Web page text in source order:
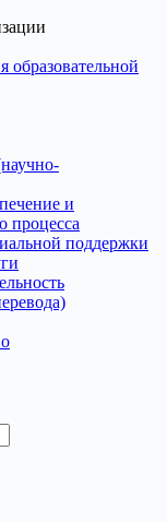
образовательной
и
процесса
поддержки